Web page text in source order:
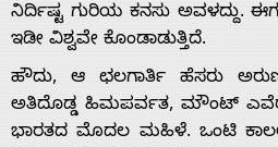
ನಿರ್ದಿಷ್ಟ ಗುರಿಯ ಕನಸು ಅವಳದ್ದು.
ಇಡೀ ವಿಶ್ವವೇ ಕೊಂಡಾಡುತ್ತಿದೆ.
ಹೌದು, ಆ ಛಲಗಾರ್ತಿ ಹೆಸರು
ಅತಿದೊಡ್ಡ ಹಿಮಪರ್ವತ, ಮೌಂಟ್
ಭಾರತದ ಮೊದಲ ಮಹಿಳೆ. ಒಂಟಿ